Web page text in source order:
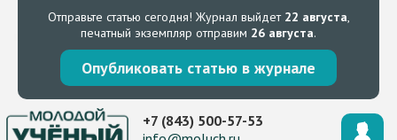
Отправьте статью сегодня! Журнал выйдет 22 августа,
печатный экземпляр отправим 26 августа.
Опубликовать статью в журнале
+7 (843) 500-57-53